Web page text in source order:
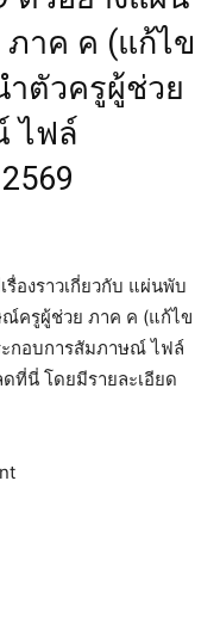
าค ค (แก้ไข
ตัวครูผู้ช่วย
ไฟล์
รื่องราวเกี่ยวกับ แผ่นพับ
ครูผู้ช่วย ภาค ค (แก้ไข
กอบการสัมภาษณ์ ไฟล์
ที่นี่ โดยมีรายละเอียด